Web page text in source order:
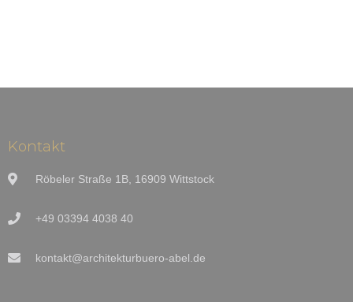
Kontakt
Röbeler Straße 1B, 16909 Wittstock
+49 03394 4038 40
kontakt@architekturbuero-abel.de